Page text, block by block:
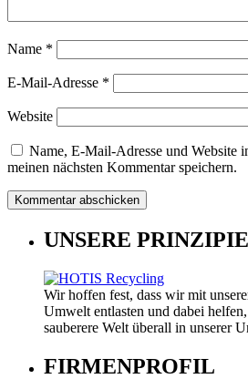
Name *
E-Mail-Adresse *
Website
Name, E-Mail-Adresse und Website
meinen nächsten Kommentar speichern.
UNSERE
Wir hoffen fest, dass wir mit
Umwelt entlasten und dabei
sauberere Welt überall in unserer
FIRMENPROFIL